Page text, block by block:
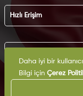
Hızlı Erişim
Daha iyi bir
Bilgi için Çerez